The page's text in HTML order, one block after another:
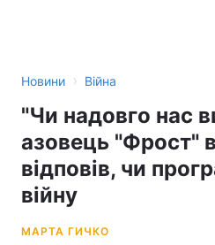
Новини › Війна
"Чи надовго нас
азовець "Фрост"
відповів, чи
війну
МАРТА ГИЧКО